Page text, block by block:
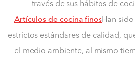
través de sus hábitos de
Artículos de cocina finosHan
estrictos estándares de calidad,
el medio ambiente, al mismo